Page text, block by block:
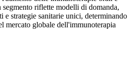
segmento riflette modelli di domanda,
e strategie sanitarie unici, determinando
mercato globale dell'immunoterapia